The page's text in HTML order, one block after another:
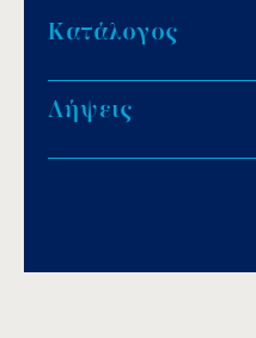
Κατάλογος
Λήψεις